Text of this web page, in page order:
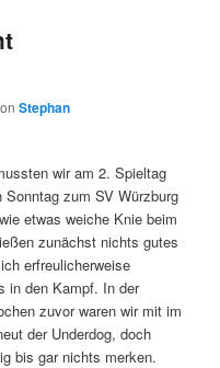
Stephan
wir am 2. Spieltag
Sonntag zum SV Würzburg
etwas weiche Knie beim
zunächst nichts gutes
erfreulicherweise
in den Kampf. In der
zuvor waren wir mit im
der Underdog, doch
bis gar nichts merken.